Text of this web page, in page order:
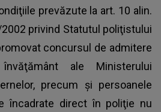
prevăzute la art. 10 alin.
privind Statutul poliţistului
concursul de admitere
ale Ministerului
precum şi persoanele
încadrate direct în poliţie nu